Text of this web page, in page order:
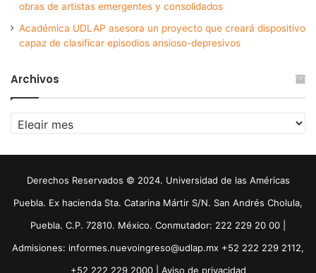
obras de artistas emergentes y consolidados
Académica UDLAP asesora un proyecto que creará dispositivo
capaz de clasificar episodios ansioso-depresivos
Archivos
Archivos
Derechos Reservados © 2024. Universidad de las Américas
Puebla. Ex hacienda Sta. Catarina Mártir S/N. San Andrés Cholula,
Puebla. C.P. 72810. México. Conmutador: 222 229 20 00 |
Admisiones: informes.nuevoingreso@udlap.mx +52 222 229 2112,
+52 222 229 2000 | Aviso de privacidad